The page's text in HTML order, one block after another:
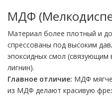
МДФ
Материал более плотный и
спрессованы под высоким
эпоксидных смол (связующим
лигнин).
Главное отличие: МДФ мягче
из МДФ делают красивую